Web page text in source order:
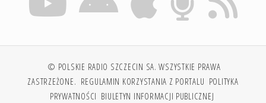
© POLSKIE RADIO SZCZECIN SA. WSZYSTKIE PRAWA
ZASTRZEŻONE. REGULAMIN KORZYSTANIA Z PORTALU POLITYKA
PRYWATNOŚCI BIULETYN INFORMACJI PUBLICZNEJ